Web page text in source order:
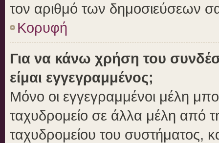
τον αριθμό των δημοσιεύσεων
Κορυφή
Για να κάνω χρήση του
είμαι εγγεγραμμένος;
Μόνο οι εγγεγραμμένοι μέλη
ταχυδρομείο σε άλλα μέλη από
ταχυδρομείου του συστήματος,